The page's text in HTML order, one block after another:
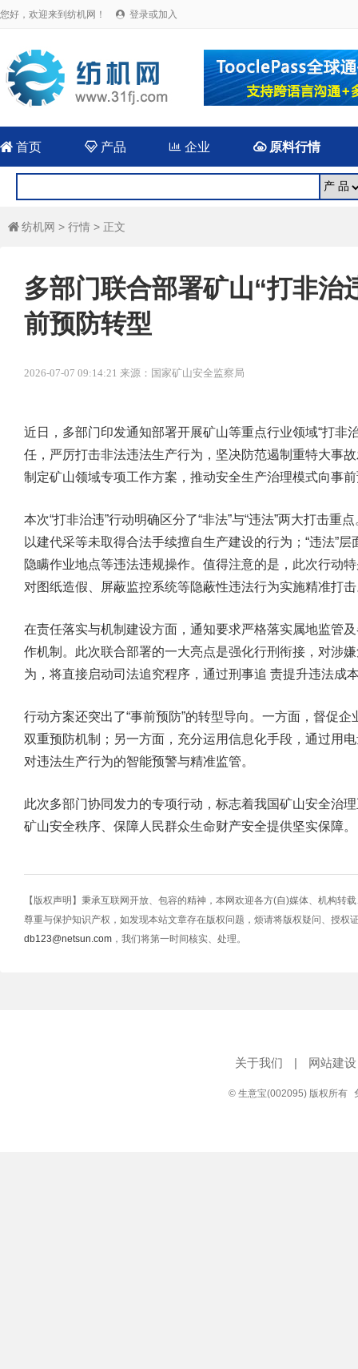
您好，欢迎来到纺机网！  登录或加入
 首页 产品  企业 原料行情
 纺机网 > 行情 > 正文
多部门联合部署矿山“打非治
前预防转型
2026-07-07 09:14:21 来源：国家矿山安全监察局
近日，多部门印发通知部署开展矿山等重点行业领域“打非
任，严厉打击非法违法生产行为，坚决防范遏制重特大事
制定矿山领域专项工作方案，推动安全生产治理模式向事
本次“打非治违”行动明确区分了“非法”与“违法”两大打击重
以建代采等未取得合法手续擅自生产建设的行为；“违法”
隐瞒作业地点等违法违规操作。值得注意的是，此次行动
对图纸造假、屏蔽监控系统等隐蔽性违法行为实施精准打
在责任落实与机制建设方面，通知要求严格落实属地监管
作机制。此次联合部署的一大亮点是强化行刑衔接，对涉
为，将直接启动司法追究程序，通过刑事追 责提升违法成
行动方案还突出了“事前预防”的转型导向。一方面，督促
双重预防机制；另一方面，充分运用信息化手段，通过用
对违法生产行为的智能预警与精准监管。
此次多部门协同发力的专项行动，标志着我国矿山安全治
矿山安全秩序、保障人民群众生命财产安全提供坚实保障。
【版权声明】秉承互联网开放、包容的精神，本网欢迎各方(自)媒体、机构转
尊重与保护知识产权，如发现本站文章存在版权问题，烦请将版权疑问、授权
db123@netsun.com ，我们将第一时间核实、处理。
关于我们 | 网站建设
© 生意宝(002095) 版权所有